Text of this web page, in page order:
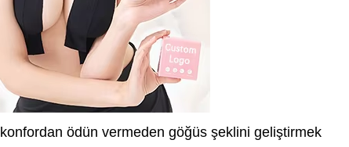
ödün vermeden göğüs şeklini geliştirmek